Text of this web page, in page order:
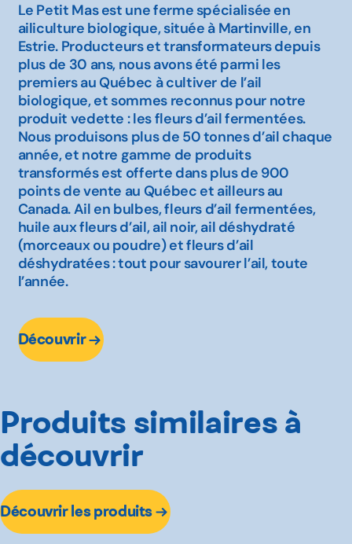
Le Petit Mas est une ferme spécialisée en
ailiculture biologique, située à Martinville, en
Estrie. Producteurs et transformateurs depuis
plus de 30 ans, nous avons été parmi les
premiers au Québec à cultiver de l’ail
biologique, et sommes reconnus pour notre
produit vedette : les fleurs d’ail fermentées.
Nous produisons plus de 50 tonnes d’ail chaque
année, et notre gamme de produits
transformés est offerte dans plus de 900
points de vente au Québec et ailleurs au
Canada. Ail en bulbes, fleurs d’ail fermentées,
huile aux fleurs d’ail, ail noir, ail déshydraté
(morceaux ou poudre) et fleurs d’ail
déshydratées : tout pour savourer l’ail, toute
l’année.
Découvrir
Produits similaires à
découvrir
Découvrir les produits